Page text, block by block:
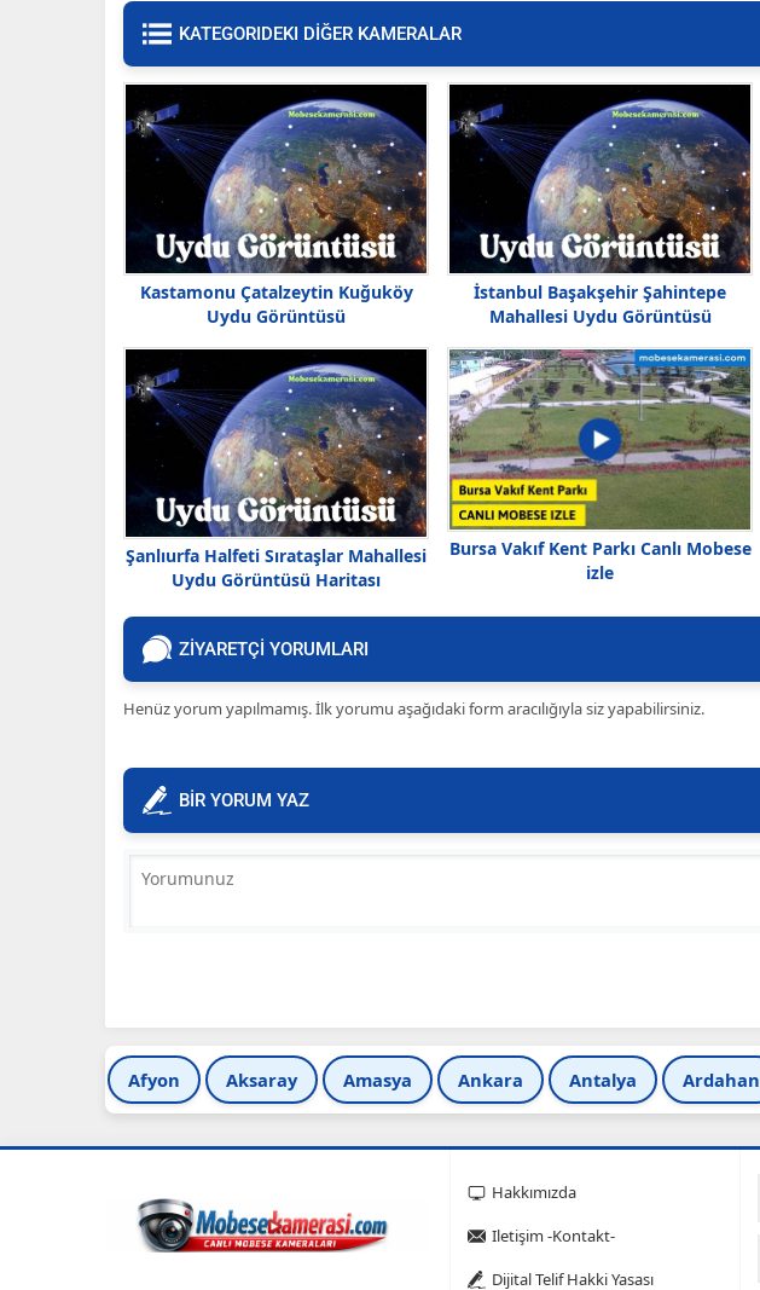
KATEGORIDEKI DİĞER KAMERALAR
Kastamonu Çatalzeytin Kuğuköy
Uydu Görüntüsü
İstanbul Başakşehir Şahintepe
Mahallesi Uydu Görüntüsü
Şanlıurfa Halfeti Sırataşlar Mahallesi
Uydu Görüntüsü Haritası
Bursa Vakıf Kent Parkı Canlı Mobese
izle
ZİYARETÇİ YORUMLARI
Henüz yorum yapılmamış. İlk yorumu aşağıdaki form aracılığıyla siz yapabilirsiniz.
BİR YORUM YAZ
Afyon Aksaray Amasya Ankara Antalya Ardahan
Hakkımızda
Iletişim -Kontakt-
Dijital Telif Hakki Yasası